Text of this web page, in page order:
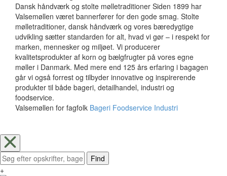
Dansk håndværk og stolte mølletraditioner Siden 1899 har
Valsemøllen været bannerfører for den gode smag. Stolte
mølletraditioner, dansk håndværk og vores bæredygtige
udvikling sætter standarden for alt, hvad vi gør – i respekt for
marken, mennesker og miljøet. Vi producerer
kvalitetsprodukter af korn og bælgfrugter på vores egne
møller i Danmark. Med mere end 125 års erfaring i bagagen
går vi også forrest og tilbyder innovative og inspirerende
produkter til både bageri, detailhandel, industri og
foodservice.
Valsemøllen for fagfolk Bageri Foodservice Industri
Find
+